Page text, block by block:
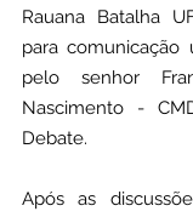
Rauana Batalha
para comunicação
pelo senhor
Nascimento -
Debate.
Após as